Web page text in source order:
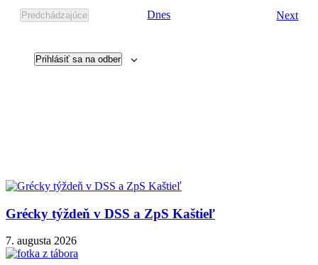
Predchádzajúce
Udalosti
Dnes Next
Prihlásiť sa na odber
Grécky týždeň v DSS a ZpS Kaštieľ
7. augusta 2026